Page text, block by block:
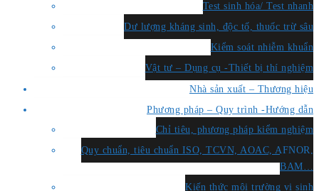
Test sinh hóa/ Test nhanh
Dư lượng kháng sinh, độc tố, thuốc trừ sâu
Kiểm soát nhiễm khuẩn
Vật tư – Dụng cụ -Thiết bị thí nghiệm
Nhà sản xuất – Thương hiệu
Phương pháp – Quy trình -Hướng dẫn
Chỉ tiêu, phương pháp kiểm nghiệm
Quy chuẩn, tiêu chuẩn ISO, TCVN, AOAC, AFNOR,
BAM…
Kiến thức môi trường vi sinh